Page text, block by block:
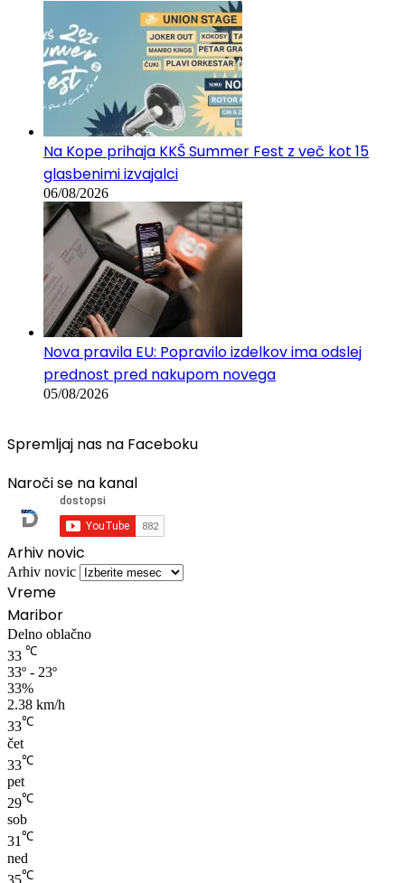
Na Kope prihaja KKŠ Summer Fest z več kot 15
glasbenimi izvajalci
06/08/2026
Nova pravila EU: Popravilo izdelkov ima odslej
prednost pred nakupom novega
Naroči se na kanal
Arhiv novic
Arhiv novic
Vreme
Maribor
Delno oblačno
33℃
33º - 23º
33%
2.38 km/h
33℃
čet
33℃
pet
29℃
sob
31℃
ned